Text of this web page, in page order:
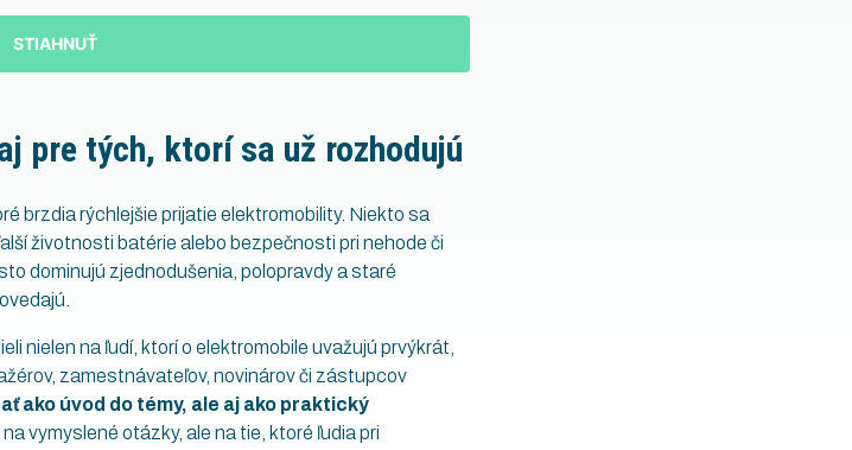
STIAHNUŤ
pre tých, ktorí sa už rozhodujú
brzdia rýchlejšie prijatie elektromobility. Niekto sa
životnosti batérie alebo bezpečnosti pri nehode či
dominujú zjednodušenia, polopravdy a staré
nielen na ľudí, ktorí o elektromobile uvažujú prvýkrát,
zamestnávateľov, novinárov či zástupcov
ako úvod do témy, ale aj ako praktický
na vymyslené otázky, ale na tie, ktoré ľudia pri